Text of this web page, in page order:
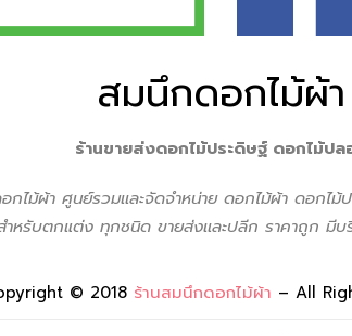
สมนึกดอกไม้ผ้า
ร้านขายส่งดอกไม้ประดิษฐ์ ดอกไม้ปล
กไม้ผ้า ศูนย์รวมเเละจัดจำหน่าย ดอกไม้ผ้า ดอกไ
ำหรับตกแต่ง ทุกชนิด ขายส่งเเละปลีก ราคาถูก มีบ
© 2018 ร้านสมนึกดอกไม้ผ้า – All